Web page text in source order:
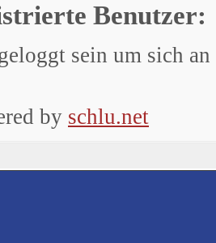
Benutzer:
sein um sich
by schlu.net